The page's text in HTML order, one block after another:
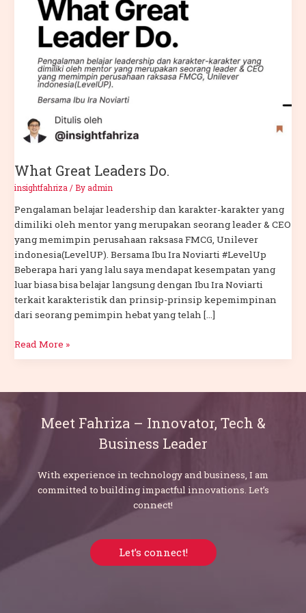
What Great Leaders Do.
insightfahriza / By admin
Pengalaman belajar leadership dan karakter-karakter yang
dimiliki oleh mentor yang merupakan seorang leader & CEO
yang memimpin perusahaan raksasa FMCG, Unilever
indonesia(LevelUP). Bersama Ibu Ira Noviarti #LevelUp
Beberapa hari yang lalu saya mendapat kesempatan yang
luar biasa bisa belajar langsung dengan Ibu Ira Noviarti
terkait karakteristik dan prinsip-prinsip kepemimpinan
dari seorang pemimpin hebat yang telah […]
Read More »
Meet Fahriza – Innovator, Tech &
Business Leader
With experience in technology and business, I am
committed to building impactful innovations. Let’s
connect!
Let’s connect!